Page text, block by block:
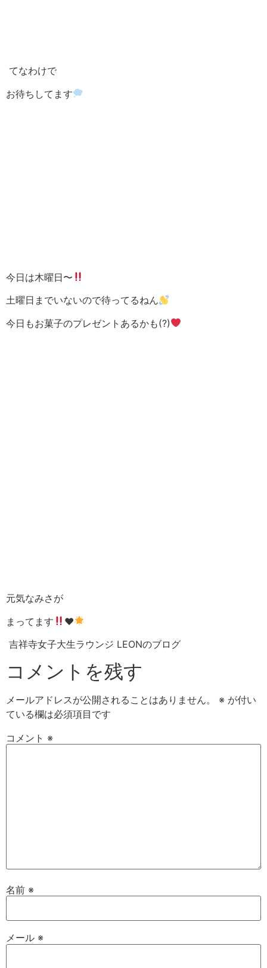
てなわけで
お待ちしてます
今日は木曜日〜
土曜日までいないので待ってるねん
今日もお菓子のプレゼントあるかも(?)
元気なみさが
まってます
♥︎
吉祥寺女子大生ラウンジ LEONのブログ
コメントを残す
メールアドレスが公開されることはありません。 ※ が付い
ている欄は必須項目です
コメント ※
名前 ※
メール ※